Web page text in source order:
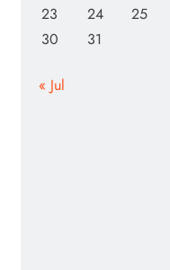
23
24 25
30
31
« Jul